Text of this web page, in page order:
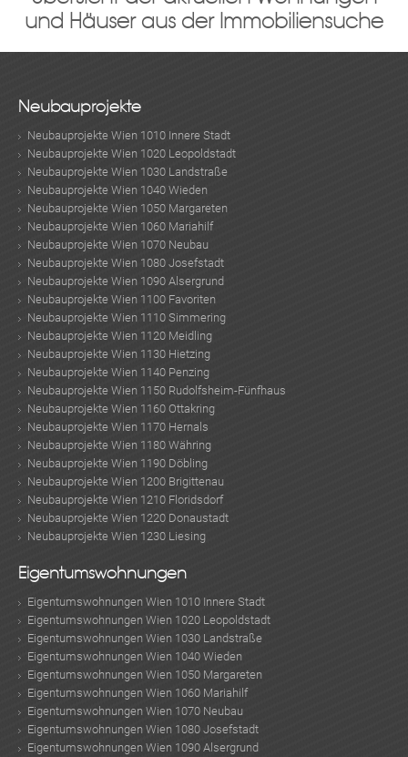
und Häuser aus der Immobiliensuche
Neubauprojekte
Neubauprojekte Wien 1010 Innere Stadt
Neubauprojekte Wien 1020 Leopoldstadt
Neubauprojekte Wien 1030 Landstraße
Neubauprojekte Wien 1040 Wieden
Neubauprojekte Wien 1050 Margareten
Neubauprojekte Wien 1060 Mariahilf
Neubauprojekte Wien 1070 Neubau
Neubauprojekte Wien 1080 Josefstadt
Neubauprojekte Wien 1090 Alsergrund
Neubauprojekte Wien 1100 Favoriten
Neubauprojekte Wien 1110 Simmering
Neubauprojekte Wien 1120 Meidling
Neubauprojekte Wien 1130 Hietzing
Neubauprojekte Wien 1140 Penzing
Neubauprojekte Wien 1150 Rudolfsheim-Fünfhaus
Neubauprojekte Wien 1160 Ottakring
Neubauprojekte Wien 1170 Hernals
Neubauprojekte Wien 1180 Währing
Neubauprojekte Wien 1190 Döbling
Neubauprojekte Wien 1200 Brigittenau
Neubauprojekte Wien 1210 Floridsdorf
Neubauprojekte Wien 1220 Donaustadt
Neubauprojekte Wien 1230 Liesing
Eigentumswohnungen
Eigentumswohnungen Wien 1010 Innere Stadt
Eigentumswohnungen Wien 1020 Leopoldstadt
Eigentumswohnungen Wien 1030 Landstraße
Eigentumswohnungen Wien 1040 Wieden
Eigentumswohnungen Wien 1050 Margareten
Eigentumswohnungen Wien 1060 Mariahilf
Eigentumswohnungen Wien 1070 Neubau
Eigentumswohnungen Wien 1080 Josefstadt
Eigentumswohnungen Wien 1090 Alsergrund